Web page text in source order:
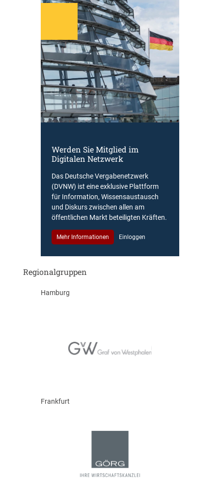
Werden Sie Mitglied im
Digitalen Netzwerk
Das Deutsche Vergabenetzwerk
(DVNW) ist eine exklusive Plattform
für Information, Wissensaustausch
und Diskurs zwischen allen am
öffentlichen Markt beteiligten Kräften.
Mehr Informationen Einloggen
Regionalgruppen
Hamburg
Frankfurt